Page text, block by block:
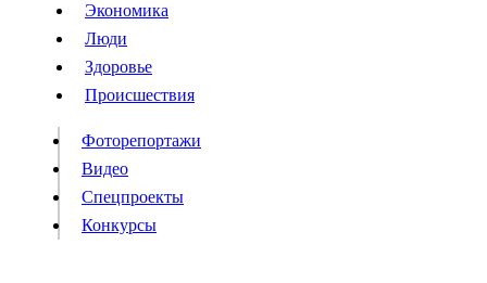
Власть
Происшествия
Видео
Конкурсы
Экономика
Люди
Здоровье
Происшествия
Фоторепортажи
Видео
Спецпроекты
Конкурсы